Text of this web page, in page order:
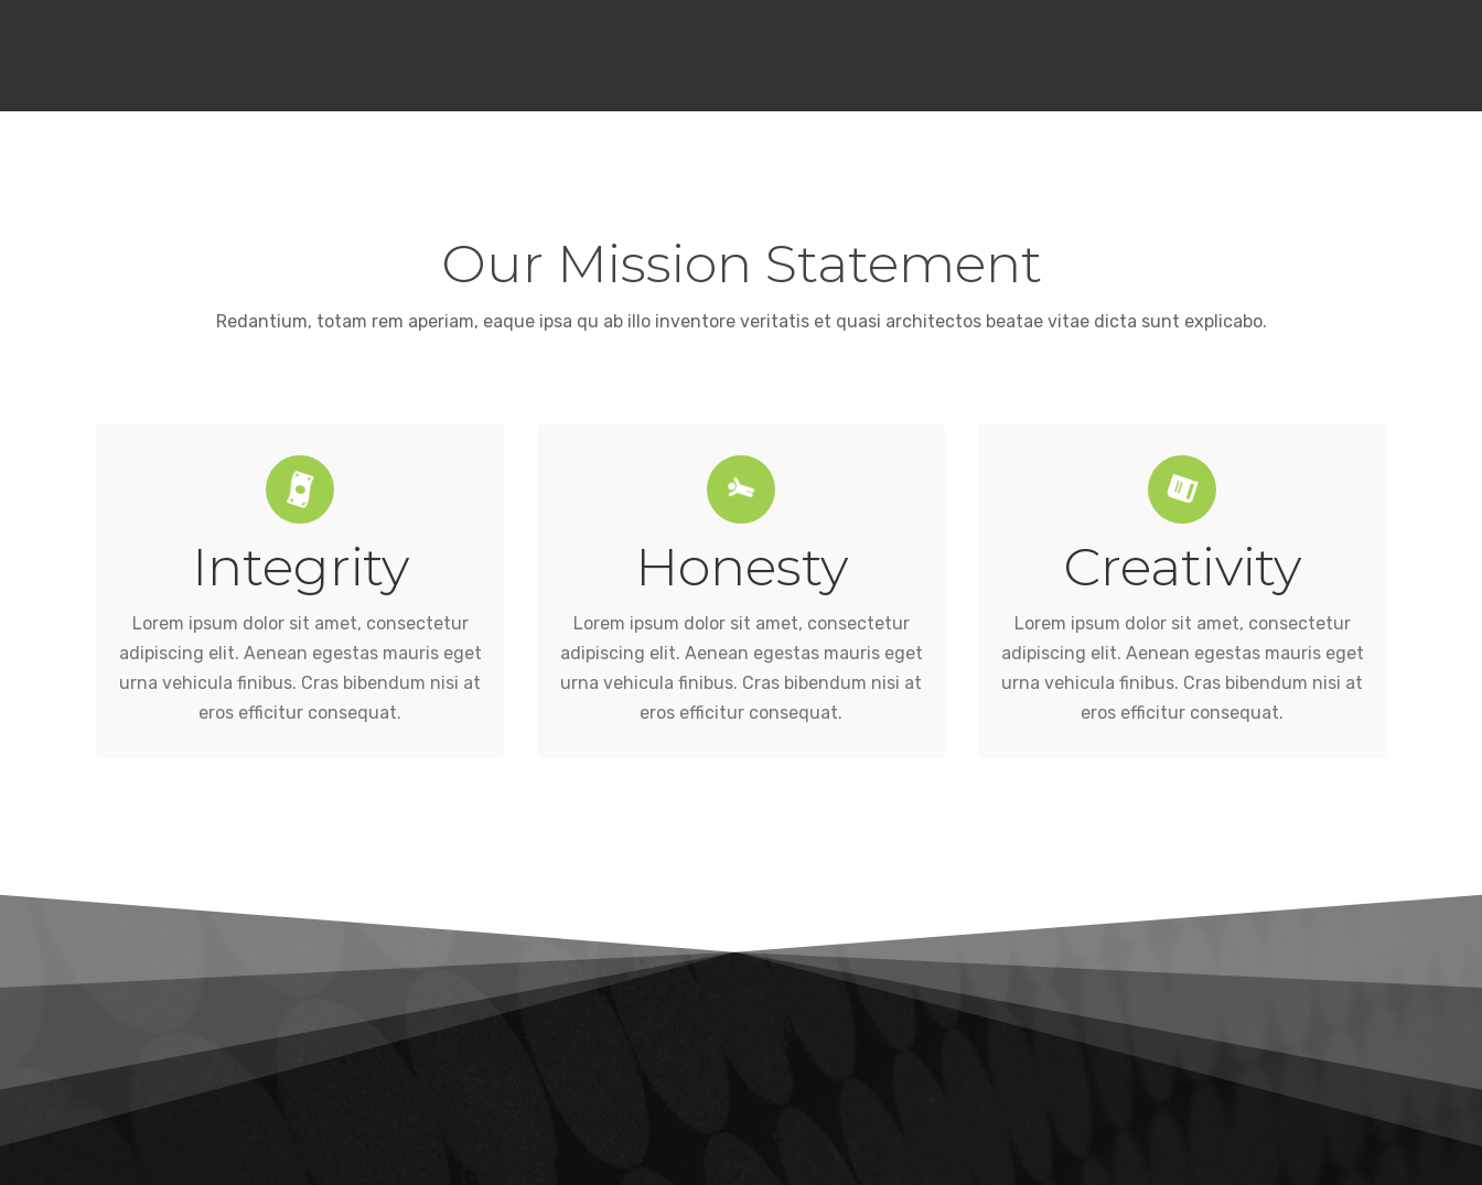
Our Mission Statement
Redantium, totam rem aperiam, eaque ipsa qu ab illo inventore veritatis et quasi architectos beatae vitae dicta sunt explicabo.
Integrity
Lorem ipsum dolor sit amet, consectetur
adipiscing elit. Aenean egestas mauris eget
urna vehicula finibus. Cras bibendum nisi at
eros efficitur consequat.
adipiscing elit. Aenean egestas mauris eget
urna vehicula finibus. Cras bibendum nisi at
eros efficitur consequat. Honesty
Lorem ipsum dolor sit amet, consectetur
adipiscing elit. Aenean egestas mauris eget
urna vehicula finibus. Cras bibendum nisi at
eros efficitur consequat.
adipiscing elit. Aenean egestas mauris eget
urna vehicula finibus. Cras bibendum nisi at
eros efficitur consequat. Creativity
Lorem ipsum dolor sit amet, consectetur
adipiscing elit. Aenean egestas mauris eget
urna vehicula finibus. Cras bibendum nisi at
eros efficitur consequat.
adipiscing elit. Aenean egestas mauris eget
urna vehicula finibus. Cras bibendum nisi at
eros efficitur consequat.